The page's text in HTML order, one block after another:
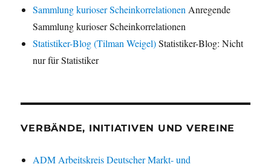
Sammlung kurioser Scheinkorrelationen Anregende
Sammlung kurioser Scheinkorrelationen
Statistiker-Blog (Tilman Weigel)Statistiker-Blog: Nicht
nur für Statistiker
VERBÄNDE, INITIATIVEN UND VEREINE
ADM Arbeitskreis Deutscher Markt- und